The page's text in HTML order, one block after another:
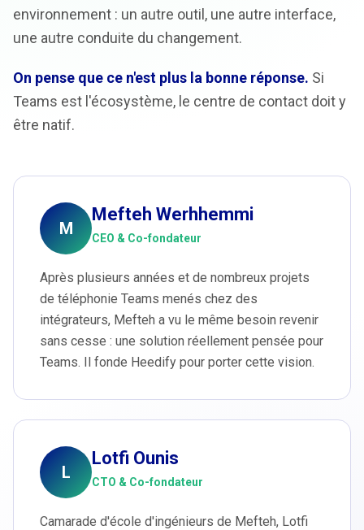
environnement : un autre outil, une autre interface,
une autre conduite du changement.
On pense que ce n'est plus la bonne réponse. Si
Teams est l'écosystème, le centre de contact doit y
être natif.
M
Mefteh Werhhemmi
CEO & Co-fondateur
Après plusieurs années et de nombreux projets
de téléphonie Teams menés chez des
intégrateurs, Mefteh a vu le même besoin revenir
sans cesse : une solution réellement pensée pour
Teams. Il fonde Heedify pour porter cette vision.
L
Lotfi Ounis
CTO & Co-fondateur
Camarade d'école d'ingénieurs de Mefteh, Lotfi